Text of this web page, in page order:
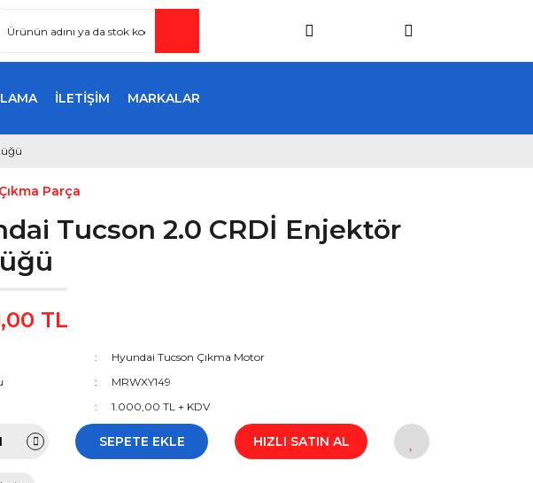
İLETİŞİM MARKALAR
Parça
Tucson 2.0 CRDİ Enjektör
TL
Hyundai Tucson Çıkma Motor
MRWXY149
1.000,00 TL + KDV
SEPETE EKLE HIZLI SATIN AL